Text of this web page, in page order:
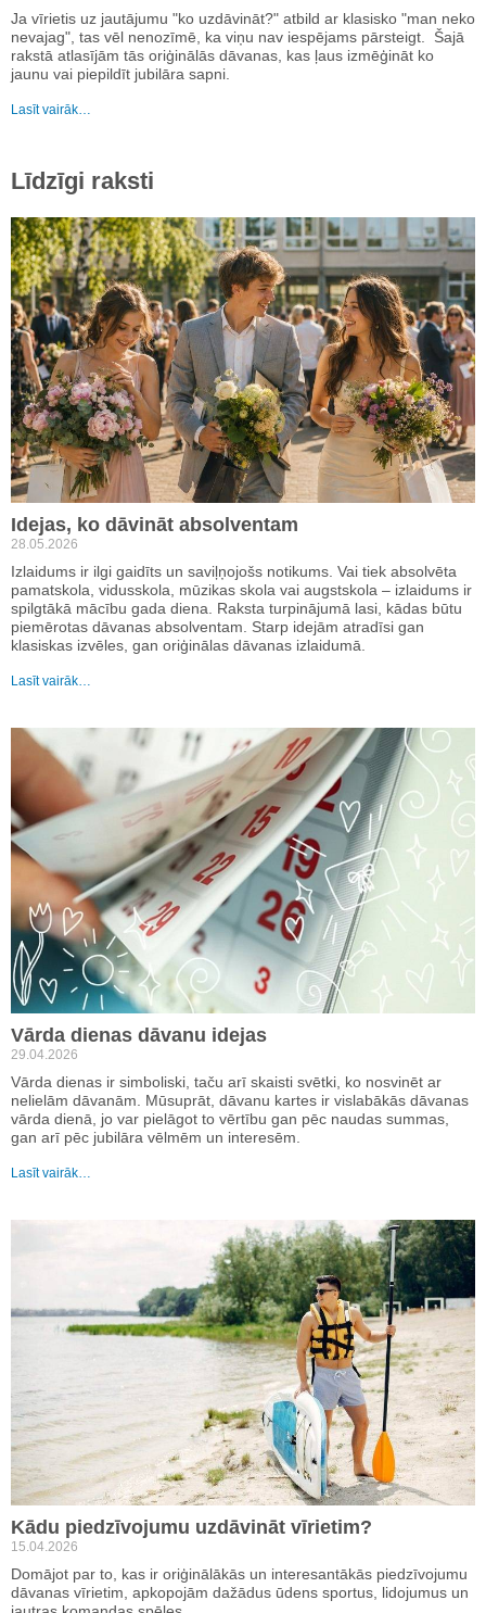
Ja vīrietis uz jautājumu "ko uzdāvināt?" atbild ar klasisko "man neko
nevajag", tas vēl nenozīmē, ka viņu nav iespējams pārsteigt. Šajā
rakstā atlasījām tās oriģinālās dāvanas, kas ļaus izmēģināt ko
jaunu vai piepildīt jubilāra sapni.
Lasīt vairāk…
Līdzīgi raksti
Idejas, ko dāvināt absolventam
28.05.2026
Izlaidums ir ilgi gaidīts un saviļņojošs notikums. Vai tiek absolvēta
pamatskola, vidusskola, mūzikas skola vai augstskola – izlaidums ir
spilgtākā mācību gada diena. Raksta turpinājumā lasi, kādas būtu
piemērotas dāvanas absolventam. Starp idejām atradīsi gan
klasiskas izvēles, gan oriģinālas dāvanas izlaidumā.
Lasīt vairāk…
Vārda dienas dāvanu idejas
29.04.2026
Vārda dienas ir simboliski, taču arī skaisti svētki, ko nosvinēt ar
nelielām dāvanām. Mūsuprāt, dāvanu kartes ir vislabākās dāvanas
vārda dienā, jo var pielāgot to vērtību gan pēc naudas summas,
gan arī pēc jubilāra vēlmēm un interesēm.
Lasīt vairāk…
Kādu piedzīvojumu uzdāvināt vīrietim?
15.04.2026
Domājot par to, kas ir oriģinālākās un interesantākās piedzīvojumu
dāvanas vīrietim, apkopojām dažādus ūdens sportus, lidojumus un